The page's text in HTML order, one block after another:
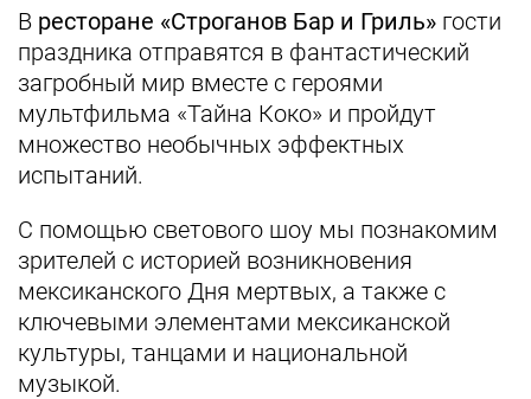
В ресторане «Строганов Бар и Гриль» гости
праздника отправятся в фантастический
загробный мир вместе с героями
мультфильма «Тайна Коко» и пройдут
множество необычных эффектных
испытаний.
С помощью светового шоу мы познакомим
зрителей с историей возникновения
мексиканского Дня мертвых, а также с
ключевыми элементами мексиканской
культуры, танцами и национальной
музыкой.